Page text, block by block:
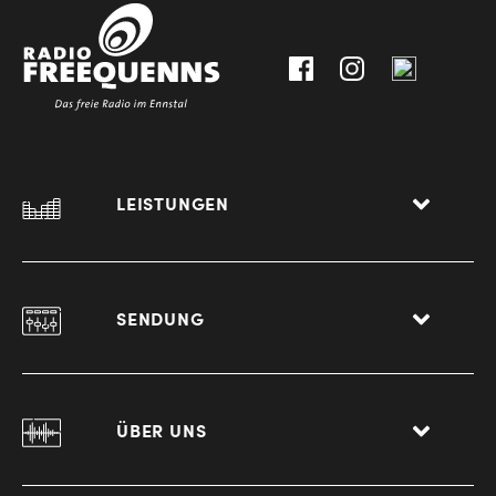
LEISTUNGEN
SENDUNG
ÜBER UNS